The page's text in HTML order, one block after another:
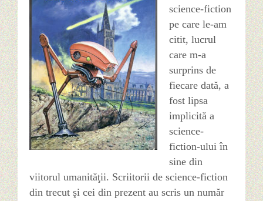
science-fiction
pe care le-am
citit, lucrul
care m-a
surprins de
fiecare dată, a
fost lipsa
implicită a
science-
fiction-ului în
sine din
viitorul umanităţii. Scriitorii de science-fiction
din trecut şi cei din prezent au scris un număr